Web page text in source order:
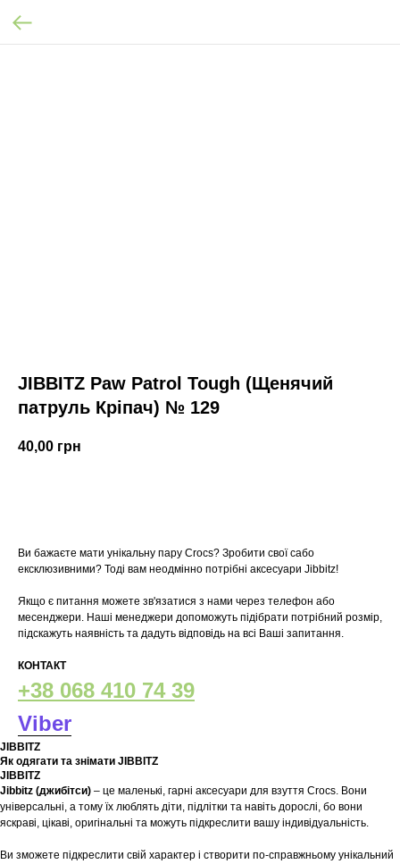
JIBBITZ Paw Patrol Tough (Щенячий
патруль Кріпач) № 129
40,00 грн
Ви бажаєте мати унікальну пару Crocs? Зробити свої сабо
ексклюзивними? Тоді вам неодмінно потрібні аксесуари Jibbitz!
Якщо є питання можете зв'язатися з нами через телефон або
месенджери. Наші менеджери допоможуть підібрати потрібний розмір,
підскажуть наявність та дадуть відповідь на всі Ваші запитання.
КОНТАКТ
+38 068 410 74 39
Viber
JIBBITZ
Як одягати та знімати JIBBITZ
JIBBITZ
Jibbitz (джибітси) – це маленькі, гарні аксесуари для взуття Crocs. Вони
універсальні, а тому їх люблять діти, підлітки та навіть дорослі, бо вони
яскраві, цікаві, оригінальні та можуть підкреслити вашу індивідуальність.
Ви зможете підкреслити свій характер і створити по-справжньому унікальний